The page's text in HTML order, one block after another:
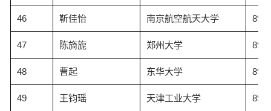
46 靳佳怡 南京航空航天大学
47 陈旖旎 郑州大学
48 曹起 东华大学
49 王钧瑶 天津工业大学